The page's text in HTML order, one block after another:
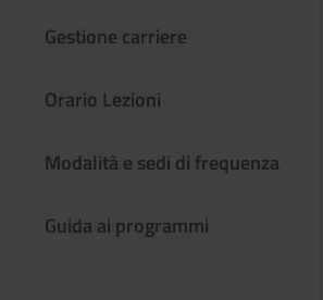
Gestione carriere
Orario Lezioni
Modalità e sedi di frequenza
Guida ai programmi